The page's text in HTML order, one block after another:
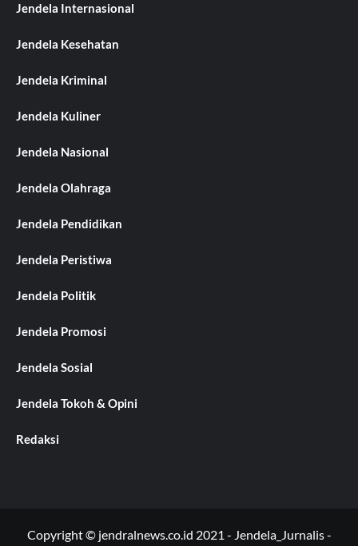
Jendela Internasional
Jendela Kesehatan
Jendela Kriminal
Jendela Kuliner
Jendela Nasional
Jendela Olahraga
Jendela Pendidikan
Jendela Peristiwa
Jendela Politik
Jendela Promosi
Jendela Sosial
Jendela Tokoh & Opini
Redaksi
Copyright © jendralnews.co.id 2021 - Jendela_Jurnalis -